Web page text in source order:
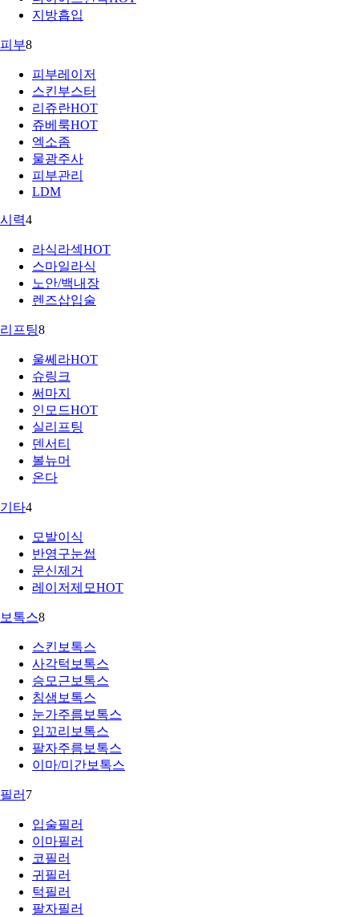
지방흡입
피부8
피부레이저
스킨부스터
리쥬란HOT
쥬베룩HOT
엑소좀
물광주사
피부관리
LDM
시력4
라식라섹HOT
스마일라식
노안/백내장
렌즈삽입술
리프팅8
울쎄라HOT
슈링크
써마지
인모드HOT
실리프팅
덴서티
볼뉴머
온다
기타4
모발이식
반영구눈썹
문신제거
레이저제모HOT
보톡스8
스킨보톡스
사각턱보톡스
승모근보톡스
침샘보톡스
눈가주름보톡스
입꼬리보톡스
팔자주름보톡스
이마/미간보톡스
필러 7
입술필러
이마필러
코필러
귀필러
턱필러
팔자필러